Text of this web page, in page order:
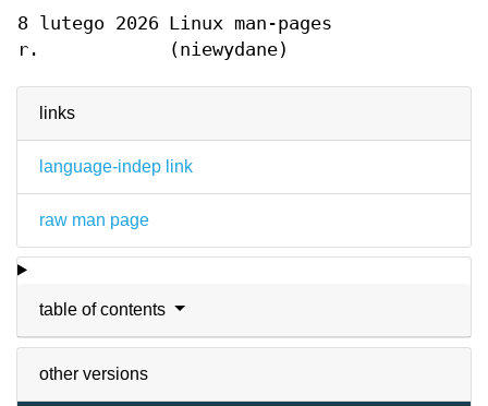
links
language-indep link
raw man page
table of contents
other versions
8 lutego 2026
r.
Linux man-pages
(niewydane)